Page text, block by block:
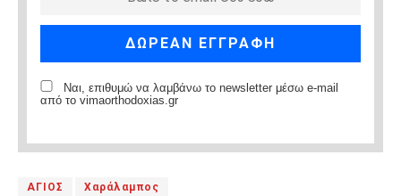
Ναι, επιθυμώ να λαμβάνω το newsletter μέσω e-mail
από το vimaorthodoxias.gr
ΑΓΙΟΣ Χαράλαμπος